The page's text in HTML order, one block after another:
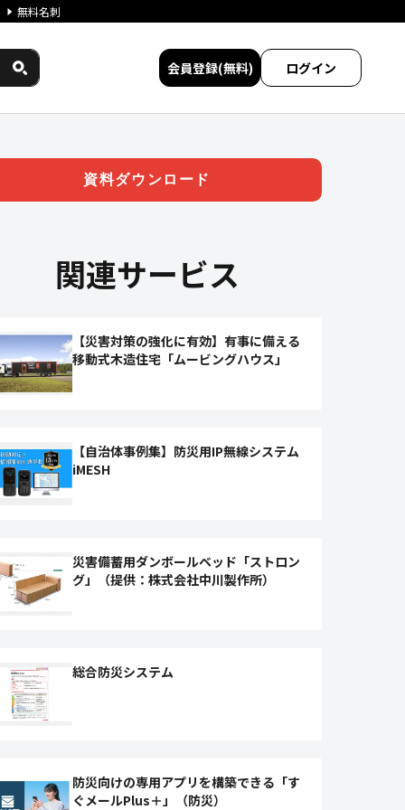
無料名刺
会員登録(無料) ログイン
資料ダウンロード
関連サービス
【災害対策の強化に有効】有事に備える
移動式木造住宅「ムービングハウス」
【自治体事例集】防災用IP無線システム
iMESH
災害備蓄用ダンボールベッド「ストロン
グ」（提供：株式会社中川製作所）
総合防災システム
防災向けの専用アプリを構築できる「す
ぐメールPlus＋」（防災）